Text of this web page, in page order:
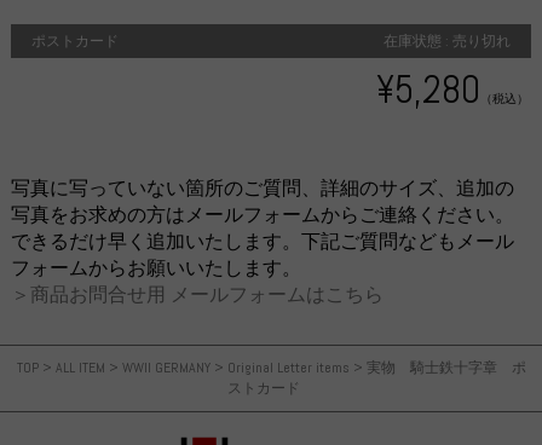
TOP> ALL ITEM > WWII GERMANY> Original Letter items > 実物 騎士鉄十字章 ポ
ストカード
ポストカード 在庫状態 : 売り切れ
¥5,280 （税込）
写真に写っていない箇所のご質問、詳細のサイズ、追加の
写真をお求めの方はメールフォームからご連絡ください。
できるだけ早く追加いたします。下記ご質問などもメール
フォームからお願いいたします。
＞商品お問合せ用 メールフォームはこちら